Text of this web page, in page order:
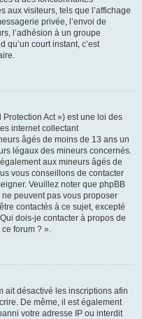
aux visiteurs, tels que l’affichage
privée, l’envoi de
l’adhésion à un groupe
qu’un court instant, c’est
Act ») est une loi des
internet collectant
âgés de moins de 13 ans un
légaux des mineurs concernés.
aux mineurs âgés de
vous conseillons de contacter
Veuillez noter que phpBB
peuvent pas vous proposer
contactés à ce sujet, excepté
dois-je contacter à propos de
forum ? ».
ait désactivé les inscriptions afin
De même, il est également
votre adresse IP ou interdit